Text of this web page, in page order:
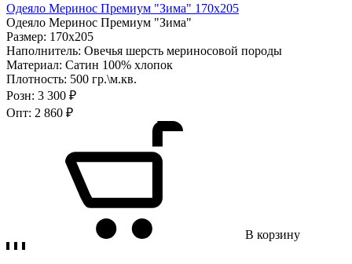
Одеяло Меринос Премиум "Зима" 170х205
Одеяло Меринос Премиум "Зима"
Размер: 170х205
Наполнитель: Овечья шерсть мериносовой породы
Материал: Сатин 100% хлопок
Плотность: 500 гр.\м.кв.
Розн: 3 300 ₽
Опт: 2 860 ₽
В корзину